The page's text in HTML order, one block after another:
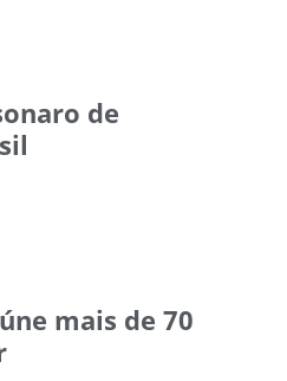
de
mais de 70